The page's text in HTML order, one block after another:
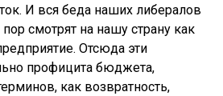
И вся беда наших либералов
смотрят на нашу страну как
Отсюда эти
профицита бюджета,
как возвратность,